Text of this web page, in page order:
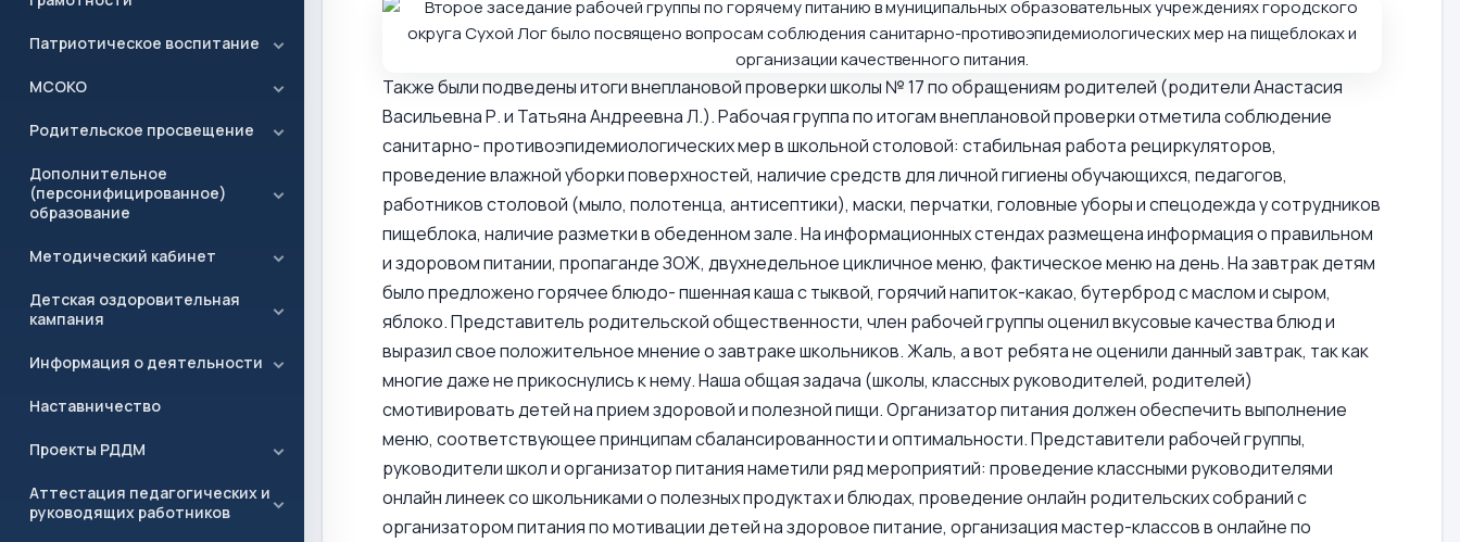
Патриотическое воспитание
МСОКО
Родительское просвещение
Дополнительное
(персонифицированное)
образование
Методический кабинет
Детская оздоровительная
кампания
Информация о деятельности
Наставничество
Проекты РДДМ
Аттестация педагогических и
руководящих работников
Также были подведены итоги внеплановой проверки школы № 17 по обращениям родителей (родители Анастасия
Васильевна Р. и Татьяна Андреевна Л.). Рабочая группа по итогам внеплановой проверки отметила соблюдение
санитарно- противоэпидемиологических мер в школьной столовой: стабильная работа рециркуляторов,
проведение влажной уборки поверхностей, наличие средств для личной гигиены обучающихся, педагогов,
работников столовой (мыло, полотенца, антисептики), маски, перчатки, головные уборы и спецодежда у сотрудников
пищеблока, наличие разметки в обеденном зале. На информационных стендах размещена информация о правильном
и здоровом питании, пропаганде ЗОЖ, двухнедельное цикличное меню, фактическое меню на день. На завтрак детям
было предложено горячее блюдо- пшенная каша с тыквой, горячий напиток-какао, бутерброд с маслом и сыром,
яблоко. Представитель родительской общественности, член рабочей группы оценил вкусовые качества блюд и
выразил свое положительное мнение о завтраке школьников. Жаль, а вот ребята не оценили данный завтрак, так как
многие даже не прикоснулись к нему. Наша общая задача (школы, классных руководителей, родителей)
смотивировать детей на прием здоровой и полезной пищи. Организатор питания должен обеспечить выполнение
меню, соответствующее принципам сбалансированности и оптимальности. Представители рабочей группы,
руководители школ и организатор питания наметили ряд мероприятий: проведение классными руководителями
онлайн линеек со школьниками о полезных продуктах и блюдах, проведение онлайн родительских собраний с
организатором питания по мотивации детей на здоровое питание, организация мастер-классов в онлайне по